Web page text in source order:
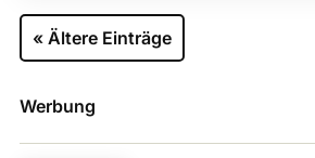
« Ältere Einträge
Werbung